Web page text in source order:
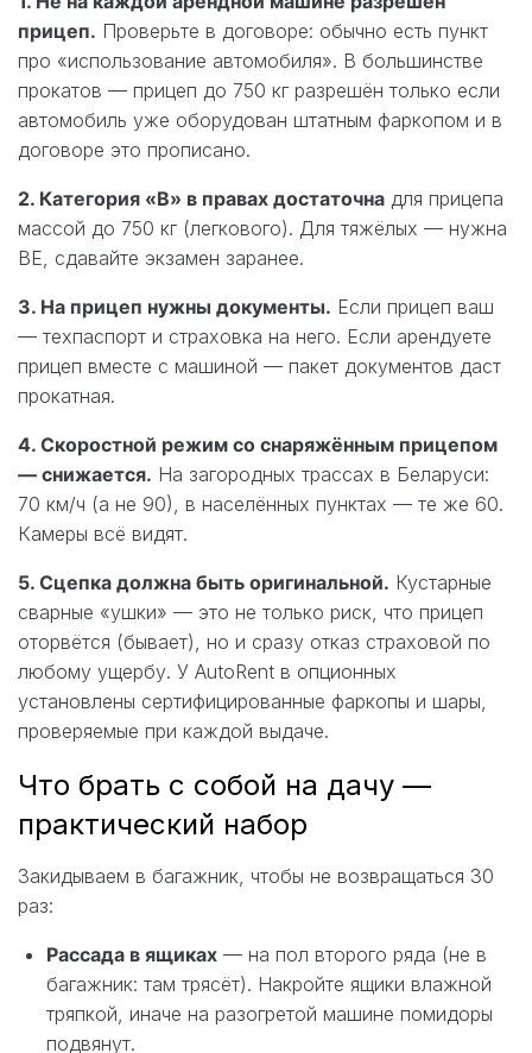
прицеп. Проверьте в договоре: обычно есть пункт
про «использование автомобиля». В большинстве
прокатов — прицеп до 750 кг разрешён только если
автомобиль уже оборудован штатным фаркопом и в
договоре это прописано.
2. Категория «B» в правах достаточна для прицепа
массой до 750 кг (легкового). Для тяжёлых — нужна
BE, сдавайте экзамен заранее.
3. На прицеп нужны документы. Если прицеп ваш
— техпаспорт и страховка на него. Если арендуете
прицеп вместе с машиной — пакет документов даст
прокатная.
4. Скоростной режим со снаряжённым прицепом
— снижается. На загородных трассах в Беларуси:
70 км/ч (а не 90), в населённых пунктах — те же 60.
Камеры всё видят.
5. Сцепка должна быть оригинальной. Кустарные
сварные «ушки» — это не только риск, что прицеп
оторвётся (бывает), но и сразу отказ страховой по
любому ущербу. У AutoRent в опционных
установлены сертифицированные фаркопы и шары,
проверяемые при каждой выдаче.
Что брать с собой на дачу —
практический набор
Закидываем в багажник, чтобы не возвращаться 30
раз:
Рассада в ящиках — на пол второго ряда (не в
багажник: там трясёт). Накройте ящики влажной
тряпкой, иначе на разогретой машине помидоры
подвянут.